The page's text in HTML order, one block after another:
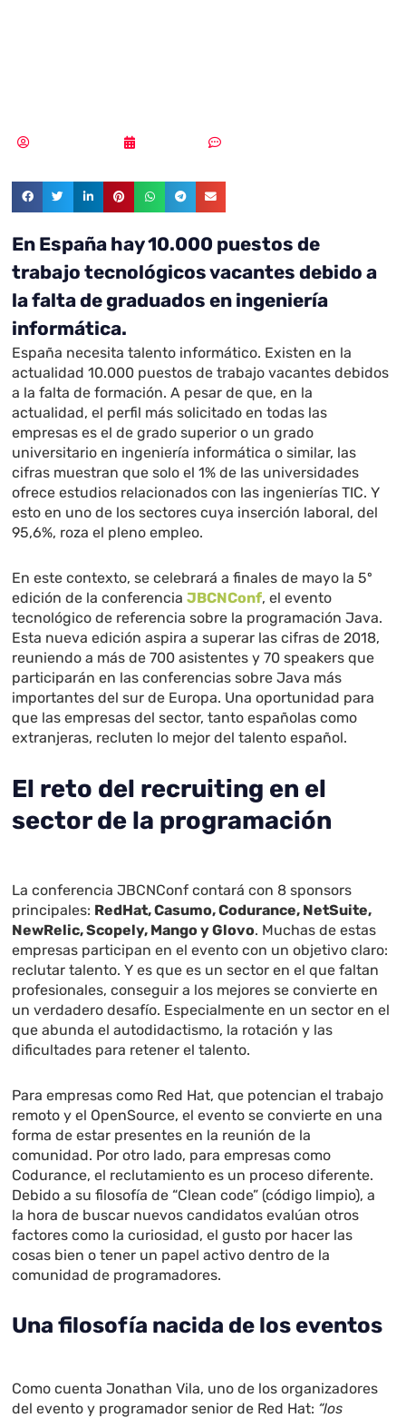
En España hay 10.000 puestos de
trabajo tecnológicos vacantes debido a
la falta de graduados en ingeniería
informática.
España necesita talento informático. Existen en la
actualidad 10.000 puestos de trabajo vacantes debidos
a la falta de formación. A pesar de que, en la
actualidad, el perfil más solicitado en todas las
empresas es el de grado superior o un grado
universitario en ingeniería informática o similar, las
cifras muestran que solo el 1% de las universidades
ofrece estudios relacionados con las ingenierías TIC. Y
esto en uno de los sectores cuya inserción laboral, del
95,6%, roza el pleno empleo.
En este contexto, se celebrará a finales de mayo la 5º
edición de la conferenciaJBCNConf, el evento
tecnológico de referencia sobre la programación Java.
Esta nueva edición aspira a superar las cifras de 2018,
reuniendo a más de 700 asistentes y 70 speakers que
participarán en las conferencias sobre Java más
importantes del sur de Europa. Una oportunidad para
que las empresas del sector, tanto españolas como
extranjeras, recluten lo mejor del talento español.
El reto del recruiting en el
sector de la programación
La conferencia JBCNConf contará con 8 sponsors
principales: RedHat, Casumo, Codurance, NetSuite,
NewRelic, Scopely, Mango y Glovo. Muchas de estas
empresas participan en el evento con un objetivo claro:
reclutar talento. Y es que es un sector en el que faltan
profesionales, conseguir a los mejores se convierte en
un verdadero desafío. Especialmente en un sector en el
que abunda el autodidactismo, la rotación y las
dificultades para retener el talento.
Para empresas como Red Hat, que potencian el trabajo
remoto y el OpenSource, el evento se convierte en una
forma de estar presentes en la reunión de la
comunidad. Por otro lado, para empresas como
Codurance, el reclutamiento es un proceso diferente.
Debido a su filosofía de “Clean code” (código limpio), a
la hora de buscar nuevos candidatos evalúan otros
factores como la curiosidad, el gusto por hacer las
cosas bien o tener un papel activo dentro de la
comunidad de programadores.
Una filosofía nacida de los eventos
Como cuenta Jonathan Vila, uno de los organizadores
del evento y programador senior de Red Hat: “los